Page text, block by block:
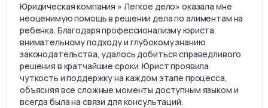
Юридическая компания » Легкое дело» оказала мне
неоценимую помощь в решении дела по алиментам на
ребенка. Благодаря профессионализму юриста,
внимательному подходу и глубокому знанию
законодательства, удалось добиться справедливого
решения в кратчайшие сроки. Юрист проявила
чуткость и поддержку на каждом этапе процесса,
объясняя все сложные моменты доступным языком и
всегда была на связи для консультаций.